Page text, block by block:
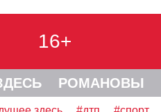
16+
РОМАНОВЫ